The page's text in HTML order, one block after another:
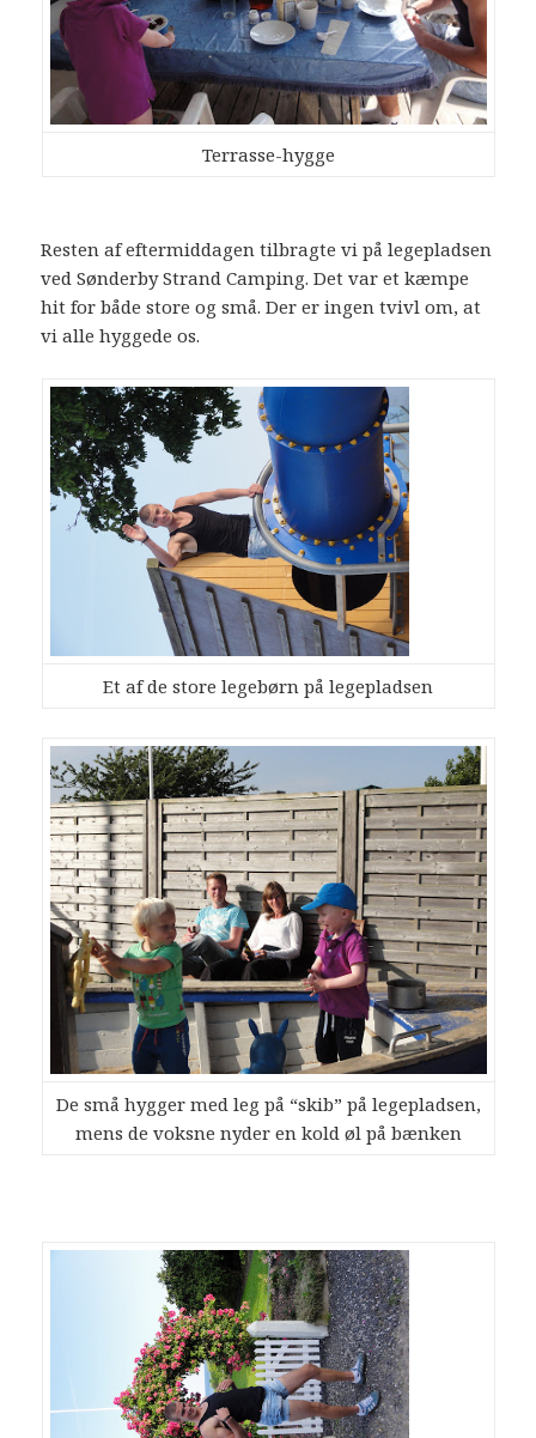
Terrasse-hygge
Resten af eftermiddagen tilbragte vi på legepladsen
ved Sønderby Strand Camping. Det var et kæmpe
hit for både store og små. Der er ingen tvivl om, at
vi alle hyggede os.
Et af de store legebørn på legepladsen
De små hygger med leg på “skib” på legepladsen,
mens de voksne nyder en kold øl på bænken